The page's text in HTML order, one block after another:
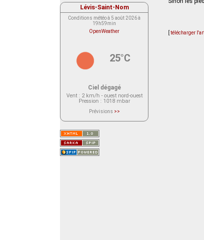
télécharger
Lévis-Saint-Nom
Conditions météo à 5 août 2026 à
19h59min
OpenWeather
25°C
Ciel dégagé
Vent: 2 km/h - ouest nord-ouest
Pression : 1018 mbar
Prévisions >>
actuellement aucune prévision
Saint-Nom.
Veuillez consulter le message du
service ci-dessous.
(401 - Invalid API key. Please see
https://openweathermap.org/faq#error401